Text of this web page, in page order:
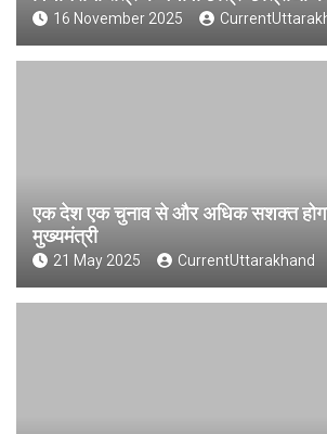
16 November 2025
एक देश एक चुनाव से और अधिक सशक्त
मुख्यमंत्री
21 May 2025 CurrentUttarakhand